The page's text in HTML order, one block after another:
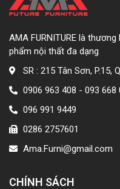
AMA FURNITURE là
phẩm nội thất đa dạng
SR : 215 Tân Sơn, P.15,
0906 963 408 - 093 668
096 991 9449
0286 2757601
Ama.Furni@gmail.com
CHÍNH SÁCH